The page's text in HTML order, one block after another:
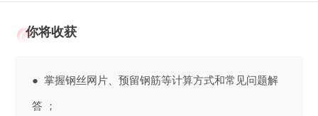
你将收获
● 掌握钢丝网片、预留钢筋等计算方式和常见问题解
答 ；